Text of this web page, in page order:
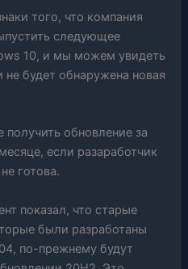
того, что компания
следующее
10, и мы можем увидеть
будет обнаружена новая
обновление за
если разаработчик
готова.
показал, что старые
были разработаны
по-прежнему будут